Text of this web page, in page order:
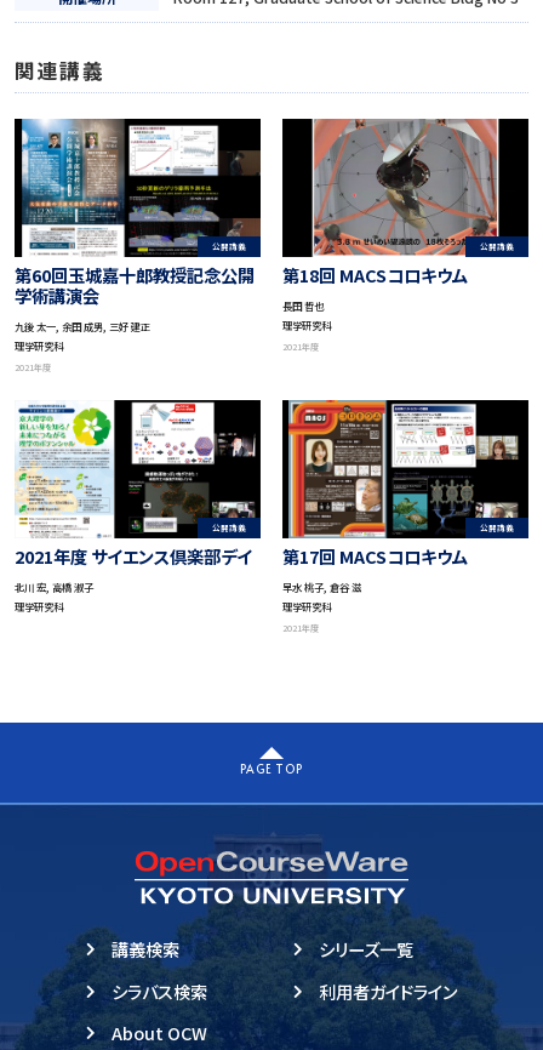
関連講義
公開講義
第60回玉城嘉十郎教授記念公開
学術講演会
九後 太一, 余田 成男, 三好 建正
理学研究科
2021年度
公開講義
第18回 MACSコロキウム
長田 哲也
理学研究科
2021年度
公開講義
2021年度 サイエンス倶楽部デイ
北川 宏, 高橋 淑子
理学研究科
公開講義
第17回 MACSコロキウム
早水 桃子, 倉谷 滋
理学研究科
2021年度
PAGE TOP
講義検索
シラバス検索
About OCW
シリーズ一覧
利用者ガイドライン